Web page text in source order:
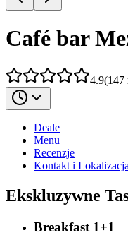
Café bar
4.9(147
Deale
Menu
Recenzje
Kontakt i Lokalizacja
Ekskluzywne
Breakfast 1+1